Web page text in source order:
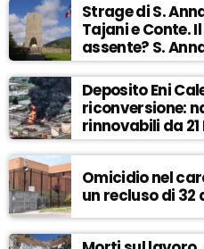
Strage di S.
Tajani e Conte.
assente? S.
ASCOLTA
Deposito Eni
riconversione:
rinnovabili da 21
Omicidio nel
un recluso di 32